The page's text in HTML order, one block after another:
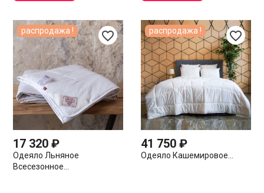
favorite_border
17 320 ₽
Одеяло Льняное
Всесезонное...
распродажа ! favorite_border
41 750 ₽
Одеяло Кашемировое...
распродажа !